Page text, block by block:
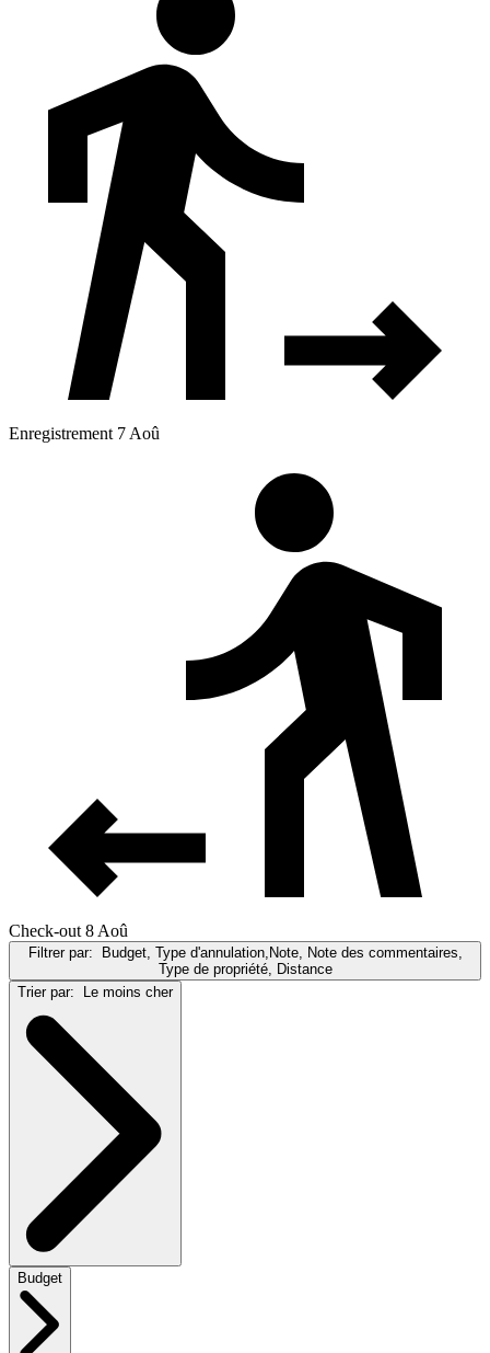
Enregistrement 7 Aoû
Check-out 8 Aoû
Filtrer par:
Budget, Type d'annulation,Note, Note des commentaires,
Type de propriété, Distance
Trier par:
Le moins cher
Budget